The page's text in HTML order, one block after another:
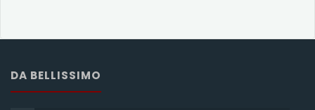
DA BELLISSIMO